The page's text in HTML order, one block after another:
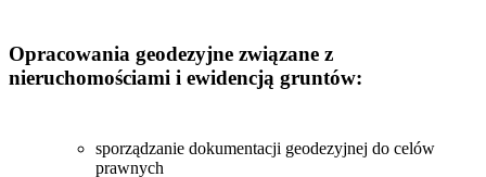
Opracowania geodezyjne związane z
nieruchomościami i ewidencją gruntów:
sporządzanie dokumentacji geodezyjnej do celów
prawnych